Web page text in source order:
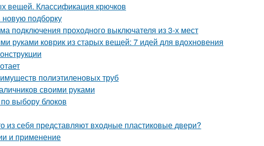
вещей. Классификация крючков
новую подборку
подключения проходного выключателя из 3-х мест
руками коврик из старых вещей: 7 идей для вдохновения
полиэтиленовых труб
своими руками
выбору блоков
из себя представляют входные пластиковые двери?
и применение